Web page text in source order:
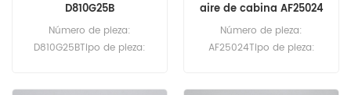
D810G25B
Intercambiador V3.0510-
18 D03A25GBV
Número de pieza:
D810G25BTipo de pieza:
aire de cabina AF25024
Número de pieza:
AF25024Tipo de pieza: